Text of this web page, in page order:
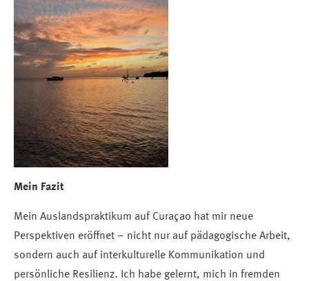
Mein Fazit
Mein Auslandspraktikum auf Curaçao hat mir neue
Perspektiven eröffnet – nicht nur auf pädagogische Arbeit,
sondern auch auf interkulturelle Kommunikation und
persönliche Resilienz. Ich habe gelernt, mich in fremden